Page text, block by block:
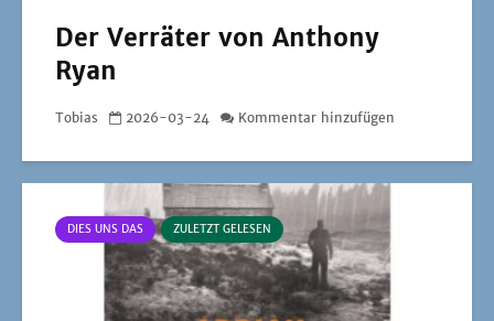
Der Verräter von Anthony
Ryan
Tobias 2026-03-24 Kommentar hinzufügen
DIES UNS DAS ZULETZT GELESEN